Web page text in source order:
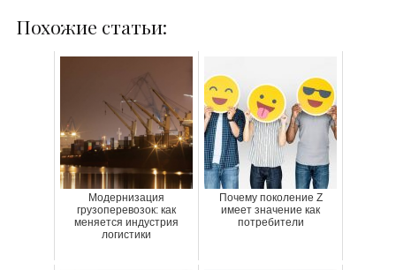
Похожие статьи:
Модернизация
грузоперевозок: как
меняется индустрия
логистики
Почему поколение Z
имеет значение как
потребители